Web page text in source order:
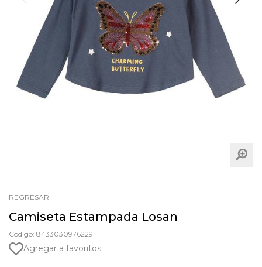
REGRESAR
Camiseta Estampada Losan
Código: 8433030976229
Agregar a favoritos